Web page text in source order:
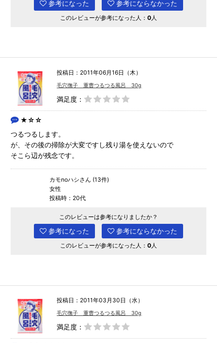
参考になった 参考にならなかった
このレビューが参考になった人： 0 人
投稿日：2011年06月16日（木）
毛穴撫子 重曹つるつる風呂 30g
満足度：
★☆☆
つるつるします。
が、その後の掃除が大変ですし残り湯を使えないので
そこら辺が残念です。
カモnoハシさん (13件)
女性
投稿時：20代
このレビューは参考になりましたか？
参考になった 参考にならなかった
このレビューが参考になった人： 0人
投稿日：2011年03月30日（水）
毛穴撫子 重曹つるつる風呂 30g
満足度：